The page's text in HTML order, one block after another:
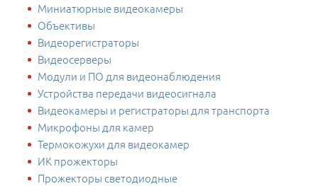
Миниатюрные видеокамеры
Объективы
Видеорегистраторы
Видеосерверы
Модули и ПО для видеонаблюдения
Устройства передачи видеосигнала
Видеокамеры и регистраторы для транспорта
Микрофоны для камер
Термокожухи для видеокамер
ИК прожекторы
Прожекторы светодиодные